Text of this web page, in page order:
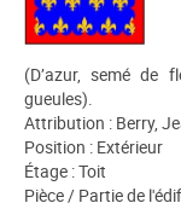
(D’azur, semé de
gueules).
Attribution : Berry,
Position : Extérieur
Étage : Toit
Pièce / Partie de